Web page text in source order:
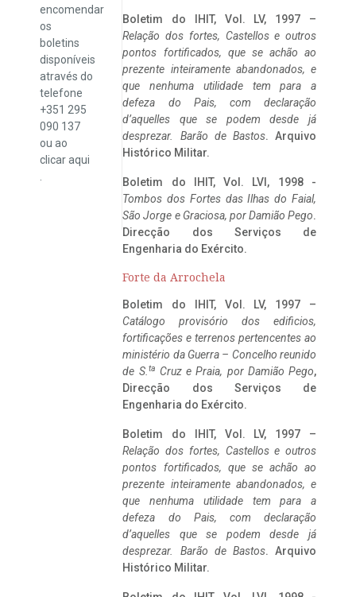
encomendar
os
boletins
disponíveis
através do
telefone
+351 295
090 137
ou ao
clicaraqui
Boletim do IHIT, Vol. LV, 1997 –
Relação dos fortes, Castellos e outros
pontos fortificados, que se achão ao
prezente inteiramente abandonados, e
que nenhuma utilidade tem para a
defeza do Pais, com declaração
d’aquelles que se podem desde já
desprezar. Barão de Bastos. Arquivo
Histórico Militar.
Boletim do IHIT, Vol. LVI, 1998 -
Tombos dos Fortes das Ilhas do Faial,
São Jorge e Graciosa, por Damião Pego.
Direcção dos Serviços de
Engenharia do Exército.
Forte da Arrochela
Boletim do IHIT, Vol. LV, 1997 –
Catálogo provisório dos edificios,
fortificações e terrenos pertencentes ao
ministério da Guerra – Concelho reunido
de S. ta Cruz e Praia, por Damião Pego,
Direcção dos Serviços de
Engenharia do Exército.
Boletim do IHIT, Vol. LV, 1997 –
Relação dos fortes, Castellos e outros
pontos fortificados, que se achão ao
prezente inteiramente abandonados, e
que nenhuma utilidade tem para a
defeza do Pais, com declaração
d’aquelles que se podem desde já
desprezar. Barão de Bastos. Arquivo
Histórico Militar.